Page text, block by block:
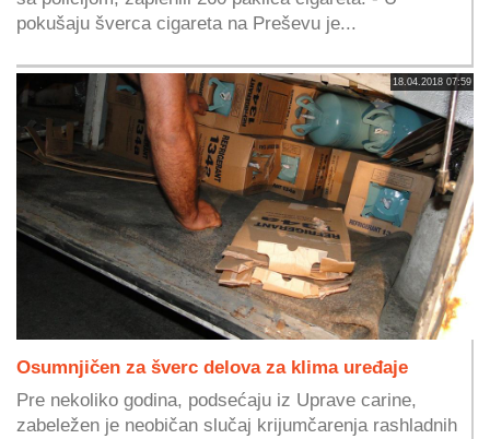
pokušaju šverca cigareta na Preševu je...
18.04.2018 07:59
Osumnjičen za šverc delova za klima uređaje
Pre nekoliko godina, podsećaju iz Uprave carine,
zabeležen je neobičan slučaj krijumčarenja rashladnih